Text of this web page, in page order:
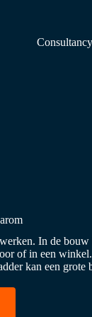
Consultancy
In de
of in een
kan een